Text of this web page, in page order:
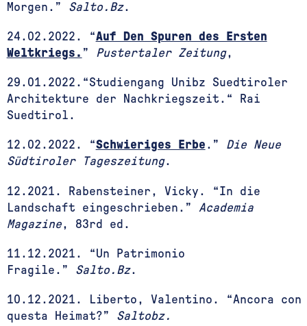
Morgen.”
Salto.Bz.
24.02.2022. “Auf Den Spuren des Ersten
Weltkriegs. ” Pustertaler Zeitung,
29.01.2022.“Studiengang Unibz Suedtiroler
Architekture der Nachkriegszeit.“ Rai
Suedtirol.
12.02.2022. “Schwieriges Erbe .”
Die Neue
Südtiroler Tageszeitung.
12.2021. Rabensteiner, Vicky. “In die
Landschaft eingeschrieben.” Academia
Magazine, 83rd ed.
11.12.2021. “Un Patrimonio
Fragile.”
Salto.Bz.
10.12.2021. Liberto, Valentino. “Ancora con
questa Heimat?”
Saltobz.